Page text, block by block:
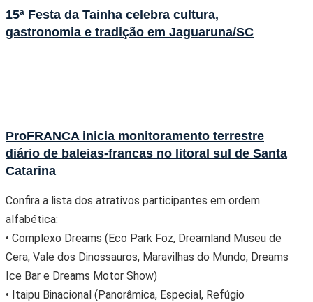
15ª Festa da Tainha celebra cultura,
gastronomia e tradição em Jaguaruna/SC
ProFRANCA inicia monitoramento terrestre
diário de baleias-francas no litoral sul de Santa
Catarina
Confira a lista dos atrativos participantes em ordem
alfabética:
• Complexo Dreams (Eco Park Foz, Dreamland Museu de
Cera, Vale dos Dinossauros, Maravilhas do Mundo, Dreams
Ice Bar e Dreams Motor Show)
• Itaipu Binacional (Panorâmica, Especial, Refúgio